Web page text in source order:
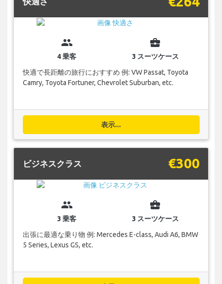
group
4 乗客
business_center
3 スーツケース
快適で長距離の旅行におすすめ 例: VW Passat, Toyota
Camry, Toyota Fortuner, Chevrolet Suburban, etc.
表示...
ビジネスクラス €300
group
3 乗客
business_center
3 スーツケース
出張に最適な乗り物 例: Mercedes E-class, Audi A6, BMW
5 Series, Lexus GS, etc.